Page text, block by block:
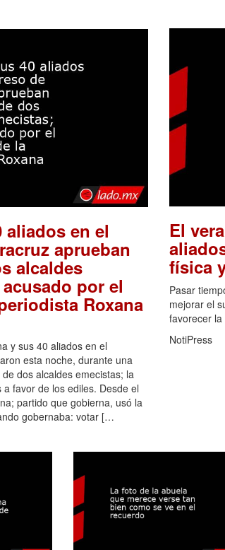
aliados en el
aprueban
alcaldes
por el
Roxana
y sus 40 aliados en el
esta noche, durante una
dos alcaldes emecistas; la
favor de los ediles. Desde el
partido que gobierna, usó la
gobernaba: votar […
El
física
Pasar
mejorar el
favorecer
NotiPress